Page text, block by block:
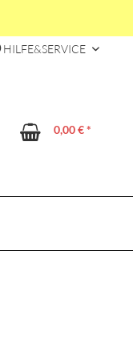
HILFE&SERVICE
0,00 € *